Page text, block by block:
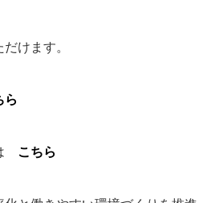
けます。
ら
こちら